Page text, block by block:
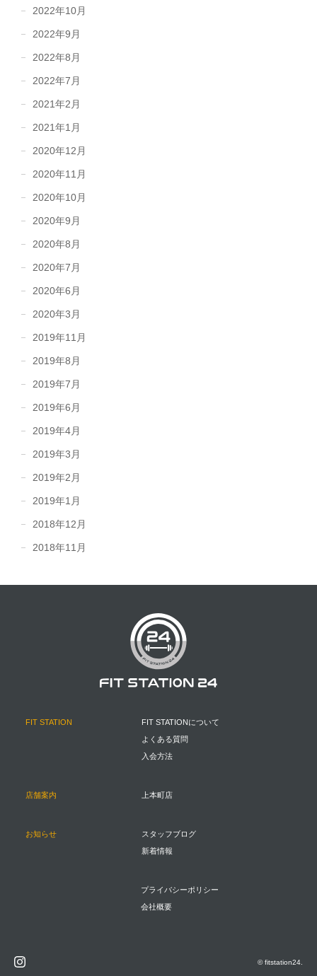
2022年10月
2022年9月
2022年8月
2022年7月
2021年2月
2021年1月
2020年12月
2020年11月
2020年10月
2020年9月
2020年8月
2020年7月
2020年6月
2020年3月
2019年11月
2019年8月
2019年7月
2019年6月
2019年4月
2019年3月
2019年2月
2019年1月
2018年12月
2018年11月
FIT STATION
FIT STATIONについて
よくある質問
入会方法
店舗案内 上本町店
お知らせ
スタッフブログ
新着情報
プライバシーポリシー
会社概要
© fitstation24.